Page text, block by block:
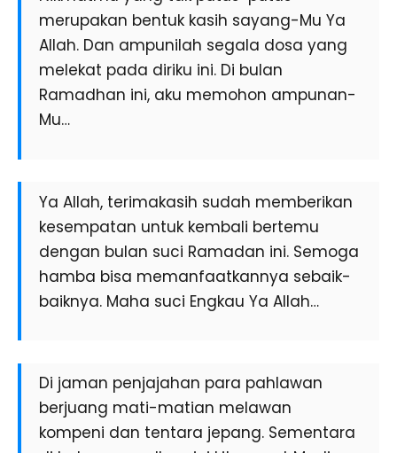
merupakan bentuk kasih sayang-Mu Ya
Allah. Dan ampunilah segala dosa yang
melekat pada diriku ini. Di bulan
Ramadhan ini, aku memohon ampunan-
Mu…
Ya Allah, terimakasih sudah memberikan
kesempatan untuk kembali bertemu
dengan bulan suci Ramadan ini. Semoga
hamba bisa memanfaatkannya sebaik-
baiknya. Maha suci Engkau Ya Allah…
Di jaman penjajahan para pahlawan
berjuang mati-matian melawan
kompeni dan tentara jepang. Sementara